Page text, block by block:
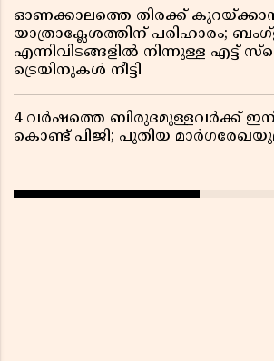
ഓണക്കാലത്തെ തിരക്ക്
യാത്രാക്ലേശത്തിന് പരിഹാരം;
എന്നിവിടങ്ങളിൽ നിന്നുള്ള എട്ട്
ട്രെയിനുകൾ നീട്ടി
4 വർഷത്തെ ബിരുദമുള്ളവർക്ക്
കൊണ്ട് പിജി; പുതിയ